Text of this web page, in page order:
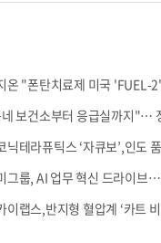
온 "폰탄치료제 미국 'FUEL-
보건소부터 응급실까지"…
닉테라퓨틱스 ‘자큐보’,인도
그룹, AI 업무 혁신 드라이브
이랩스,반지형 혈압계 ‘카트